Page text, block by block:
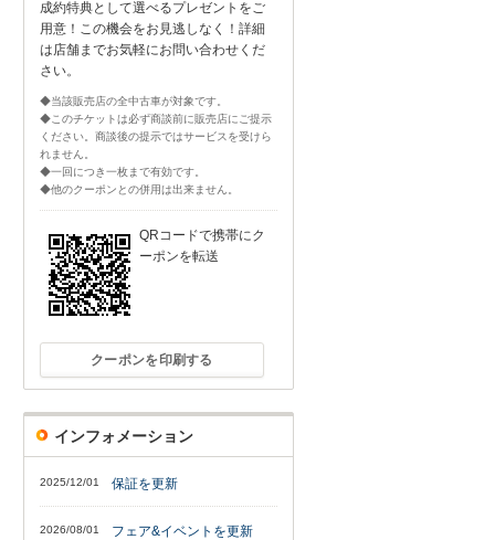
成約特典として選べるプレゼントをご
用意！この機会をお見逃しなく！詳細
は店舗までお気軽にお問い合わせくだ
さい。
◆当該販売店の全中古車が対象です。
◆このチケットは必ず商談前に販売店にご提示
ください。商談後の提示ではサービスを受けら
れません。
◆一回につき一枚まで有効です。
◆他のクーポンとの併用は出来ません。
QRコードで携帯にク
ーポンを転送
クーポンを印刷する
インフォメーション
2025/12/01 保証を更新
2026/08/01 フェア&イベントを更新